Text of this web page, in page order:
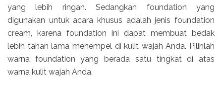
yang lebih ringan. Sedangkan foundation yang
digunakan untuk acara khusus adalah jenis foundation
cream, karena foundation ini dapat membuat bedak
lebih tahan lama menempel di kulit wajah Anda. Pilihlah
warna foundation yang berada satu tingkat di atas
warna kulit wajah Anda.